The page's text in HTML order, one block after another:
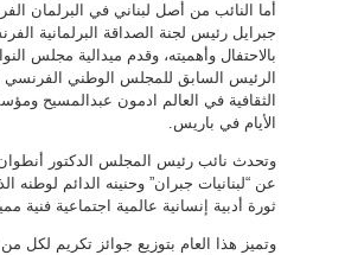
أما النائب من أصل لبناني في البرلمان
جبرايل رئيس لجنة الصداقة البرلمانية
بالاحتفال وأهميته، وقدم ميدالية مجلس
الرئيس السابق للمجلس الوطني الفرنسي
الثقافية في العالم ادمون عبدالمسيح
الأيام في باريس.
وتحدث نائب رئيس المجلس الدكتور
عن “لبنانيات جبران” وحنينه الدائم لوطنه
ثورة أدبية إنسانية عالمية اجتماعية فنية
وتميز هذا العام بتوزيع جوائز تكريم لكل